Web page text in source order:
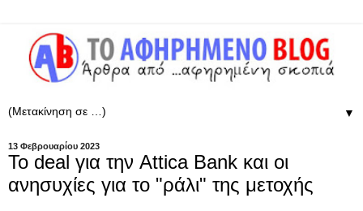
▼
13 Φεβρουαρίου 2023
To deal για την Attica Bank και οι
ανησυχίες για το "ράλι" της μετοχής